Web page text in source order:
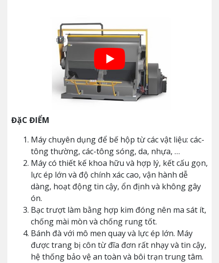
ĐặC ĐIỂM
Máy chuyên dụng để bế hộp từ các vật liệu: các-
tông thường, các-tông sóng, da, nhựa, …
Máy có thiết kế khoa hữu và hợp lý, kết cấu gọn,
lực ép lớn và độ chính xác cao, vận hành dễ
dàng, hoạt động tin cậy, ổn định và không gây
ón.
Bạc trượt làm bằng hợp kim đóng nên ma sát ít,
chống mài mòn và chống rung tốt.
Bánh đà với mô men quay và lực ép lớn. Máy
được trang bị côn từ đĩa đơn rất nhạy và tin cậy,
hệ thống bảo vệ an toàn và bôi trạn trung tâm.